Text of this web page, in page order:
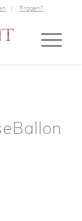
Fragen?